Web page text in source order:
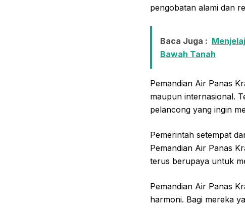
pengobatan alami dan
Baca Juga :
Bawah Tanah
Pemandian Air Panas
maupun internasional.
pelancong yang ingin
Pemerintah setempat
Pemandian Air Panas
terus berupaya untuk
Pemandian Air Panas
harmoni. Bagi mereka